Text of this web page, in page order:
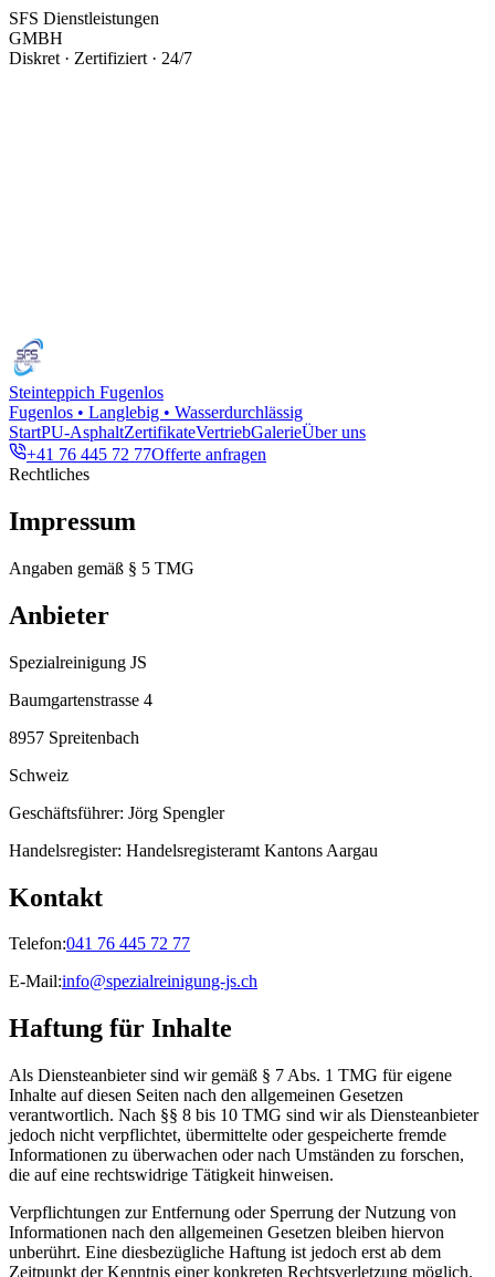
SFS Dienstleistungen
GMBH
Diskret · Zertifiziert · 24/7
Steinteppich Fugenlos
Fugenlos • Langlebig • Wasserdurchlässig
StartPU-AsphaltZertifikateVertriebGalerieÜber uns
+41 76 445 72 77Offerte anfragen
Rechtliches
Impressum
Angaben gemäß § 5 TMG
Anbieter
Spezialreinigung JS
Baumgartenstrasse 4
8957 Spreitenbach
Schweiz
Geschäftsführer: Jörg Spengler
Handelsregister: Handelsregisteramt Kantons Aargau
Kontakt
Telefon:041 76 445 72 77
E-Mail:info@spezialreinigung-js.ch
Haftung für Inhalte
Als Diensteanbieter sind wir gemäß § 7 Abs. 1 TMG für eigene
Inhalte auf diesen Seiten nach den allgemeinen Gesetzen
verantwortlich. Nach §§ 8 bis 10 TMG sind wir als Diensteanbieter
jedoch nicht verpflichtet, übermittelte oder gespeicherte fremde
Informationen zu überwachen oder nach Umständen zu forschen,
die auf eine rechtswidrige Tätigkeit hinweisen.
Verpflichtungen zur Entfernung oder Sperrung der Nutzung von
Informationen nach den allgemeinen Gesetzen bleiben hiervon
unberührt. Eine diesbezügliche Haftung ist jedoch erst ab dem
Zeitpunkt der Kenntnis einer konkreten Rechtsverletzung möglich.